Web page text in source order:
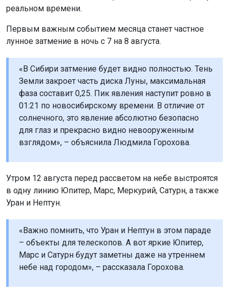
реальном времени.
Первым важным событием месяца станет частное
лунное затмение в ночь с 7 на 8 августа.
«В Сибири затмение будет видно полностью. Тень
Земли закроет часть диска Луны, максимальная
фаза составит 0,25. Пик явления наступит ровно в
01:21 по новосибирскому времени. В отличие от
солнечного, это явление абсолютно безопасно
для глаз и прекрасно видно невооруженным
взглядом», – объяснила Людмила Горохова.
Утром 12 августа перед рассветом на небе выстроятся
в одну линию Юпитер, Марс, Меркурий, Сатурн, а также
Уран и Нептун.
«Важно помнить, что Уран и Нептун в этом параде
– объекты для телескопов. А вот яркие Юпитер,
Марс и Сатурн будут заметны даже на утреннем
небе над городом», – рассказала Горохова.